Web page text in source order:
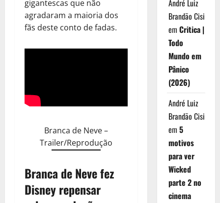
gigantescas que não
agradaram a maioria dos
fãs deste conto de fadas.
Branca de Neve –
Trailer/Reprodução
Branca de Neve fez
Disney repensar
André Luiz
Brandão Cisi
em Critica |
Todo
Mundo em
Pânico
(2026)
André Luiz
Brandão Cisi
em 5
motivos
para ver
Wicked
parte 2 no
cinema